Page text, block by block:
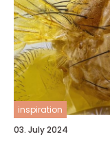
inspiration
03. July 2024